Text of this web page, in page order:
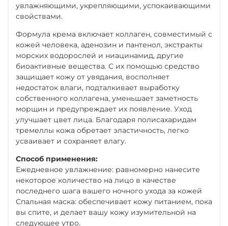
увлажняющими, укрепляющими, успокаивающими
свойствами.
Формула крема включает коллаген, совместимый с
кожей человека, аденозин и пантенол, экстракты
морских водорослей и ниацинамид, другие
биоактивные вещества. С их помощью средство
защищает кожу от увядания, восполняет
недостаток влаги, подталкивает выработку
собственного коллагена, уменьшает заметность
морщин и предупреждает их появление. Уход
улучшает цвет лица. Благодаря полисахаридам
тремеллы кожа обретает эластичность, легко
усваивает и сохраняет влагу.
Способ применения:
Ежедневное увлажнение: равномерно нанесите
некоторое количество на лицо в качестве
последнего шага вашего ночного ухода за кожей
Спальная маска: обеспечивает кожу питанием, пока
вы спите, и делает вашу кожу изумительной на
следующее утро.